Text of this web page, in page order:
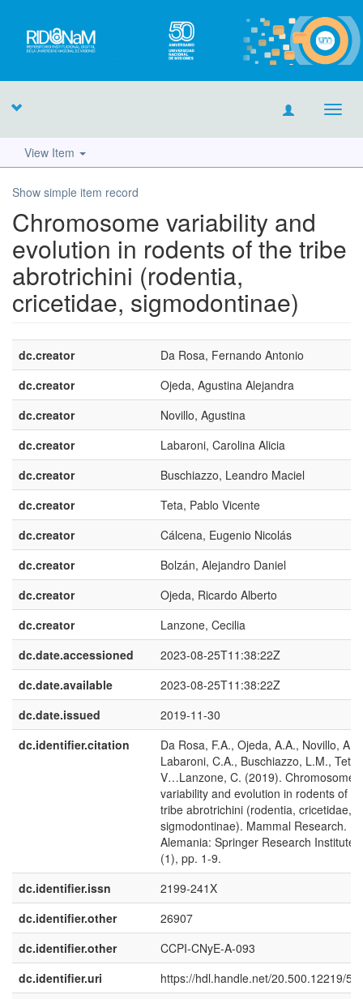
View Item
Show simple item record
Chromosome variability and
evolution in rodents of the tribe
abrotrichini (rodentia,
cricetidae, sigmodontinae)
dc.creator
Da Rosa, Fernando Antonio
dc.creator
Ojeda, Agustina Alejandra
dc.creator
Novillo, Agustina
dc.creator
Labaroni, Carolina Alicia
dc.creator
Buschiazzo, Leandro Maciel
dc.creator
Teta, Pablo Vicente
dc.creator
Cálcena, Eugenio Nicolás
dc.creator
Bolzán, Alejandro Daniel
dc.creator
Ojeda, Ricardo Alberto
dc.creator
Lanzone, Cecilia
dc.date.accessioned
2023-08-25T11:38:22Z
dc.date.available
2023-08-25T11:38:22Z
dc.date.issued
2019-11-30
dc.identifier.citation
Da Rosa, F.A., Ojeda, A.A., Novillo, A.,
Labaroni, C.A., Buschiazzo, L.M., Teta,
V…Lanzone, C. (2019). Chromosome
variability and evolution in rodents of
tribe abrotrichini (rodentia, cricetidae,
sigmodontinae). Mammal Research.
Alemania: Springer Research Institute,
(1), pp. 1-9.
dc.identifier.issn
2199-241X
dc.identifier.other
26907
dc.identifier.other
CCPI-CNyE-A-093
dc.identifier.uri
https://hdl.handle.net/20.500.12219/